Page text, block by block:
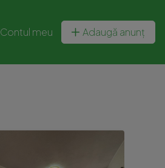
Contul meu Adaugă anunț